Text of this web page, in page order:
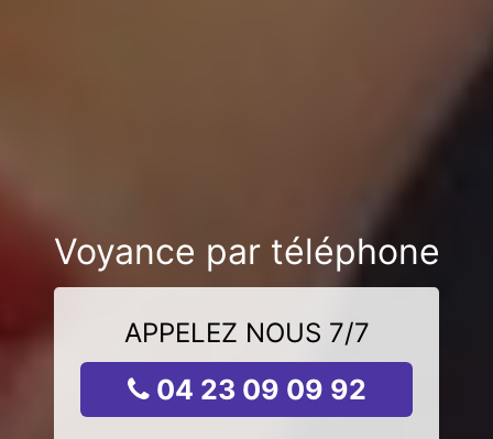
Voyance par téléphone
APPELEZ NOUS 7/7
04 23 09 09 92